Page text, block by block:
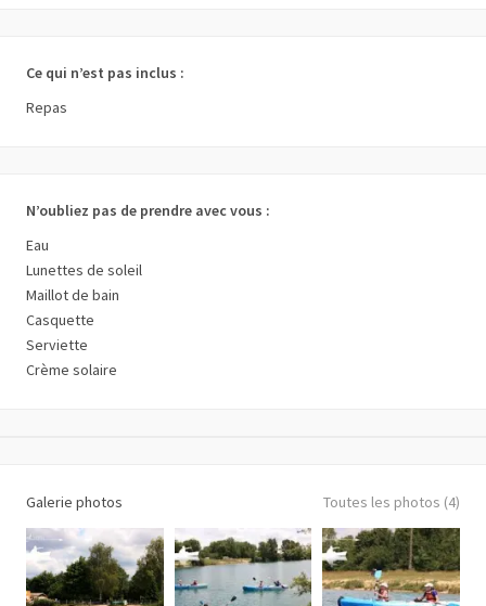
Ce qui n’est pas inclus :
Repas
N’oubliez pas de prendre avec vous :
Eau
Lunettes de soleil
Maillot de bain
Casquette
Serviette
Crème solaire
Route de Priay
AlpesFR
Itinéraire
Galerie photos Toutes les photos (4)